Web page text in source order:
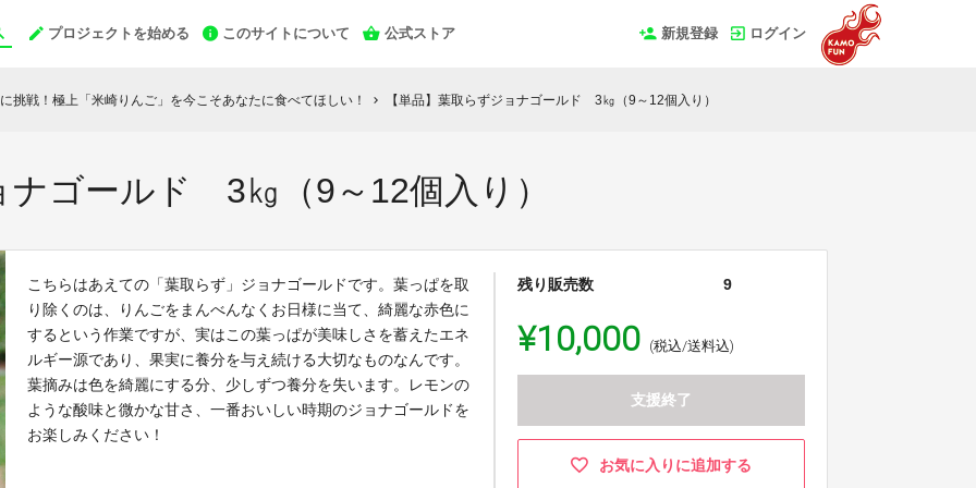
プロジェクトを始める このサイトについて 公式ストア 新規登録 ログイン
挑戦！極上「米崎りんご」を今こそあなたに食べてほしい！ chevron_right 【単品】葉取らずジョナゴールド 3㎏（9～12個入り）
ゴールド 3㎏（9～12個入り）
こちらはあえての「葉取らず」ジョナゴールドです。葉っぱを取
り除くのは、りんごをまんべんなくお日様に当て、綺麗な赤色に
するという作業ですが、実はこの葉っぱが美味しさを蓄えたエネ
ルギー源であり、果実に養分を与え続ける大切なものなんです。
葉摘みは色を綺麗にする分、少しずつ養分を失います。レモンの
ような酸味と微かな甘さ、一番おいしい時期のジョナゴールドを
お楽しみください！
残り販売数 9
¥10,000 (税込/送料込)
支援終了
お気に入りに追加する